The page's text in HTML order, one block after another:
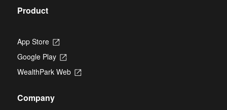
Product
App Store
Opens
a
new
tab
Google Play
Opens
a
WealthPark Web
Opens
Company